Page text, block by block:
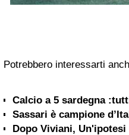
Potrebbero interessarti
Calcio a 5 sardegna
Sassari è campione
Dopo Viviani,